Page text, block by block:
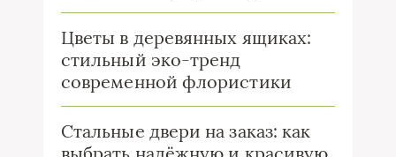
Цветы в деревянных ящиках:
стильный эко-тренд
современной флористики
Стальные двери на заказ: как